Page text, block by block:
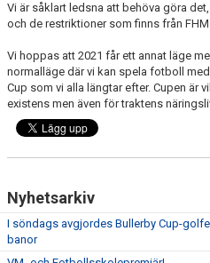
BARN & UNGDOMSVERKSAMHET
STÖTTA VIF
KONTAKT / BOKNING
Vi är såklart ledsna att behöva göra
och de restriktioner som finns från
Vi hoppas att 2021 får ett annat läge
normalläge där vi kan spela fotboll
Cup som vi alla längtar efter. Cupen är
existens men även för traktens
Nyhetsarkiv
I söndags avgjordes Bullerby Cup-
banor